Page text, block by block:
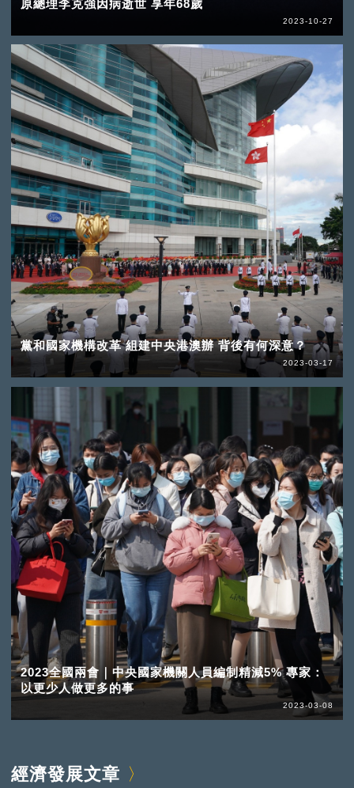
原總理李克強因病逝世 享年68歲
2023-10-27
黨和國家機構改革 組建中央港澳辦 背後有何深意？
2023-03-17
2023全國兩會｜中央國家機關人員編制精減5% 專家：
以更少人做更多的事
2023-03-08
經濟發展文章